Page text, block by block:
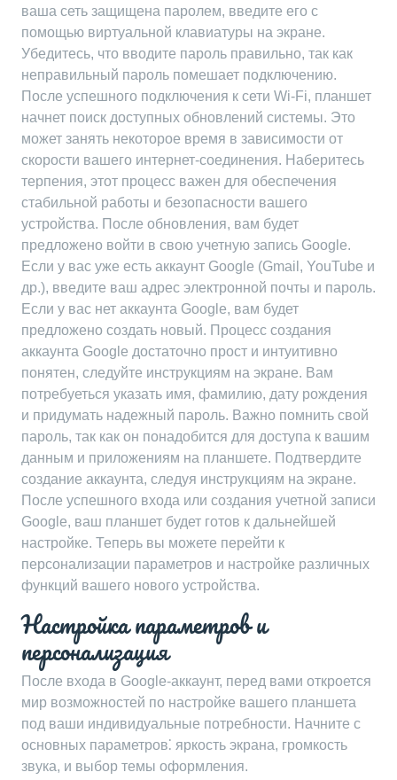
ваша сеть защищена паролем, введите его с
помощью виртуальной клавиатуры на экране.
Убедитесь, что вводите пароль правильно, так как
неправильный пароль помешает подключению.
После успешного подключения к сети Wi-Fi, планшет
начнет поиск доступных обновлений системы. Это
может занять некоторое время в зависимости от
скорости вашего интернет-соединения. Наберитесь
терпения, этот процесс важен для обеспечения
стабильной работы и безопасности вашего
устройства. После обновления, вам будет
предложено войти в свою учетную запись Google.
Если у вас уже есть аккаунт Google (Gmail, YouTube и
др.), введите ваш адрес электронной почты и пароль.
Если у вас нет аккаунта Google, вам будет
предложено создать новый. Процесс создания
аккаунта Google достаточно прост и интуитивно
понятен, следуйте инструкциям на экране. Вам
потребуеться указать имя, фамилию, дату рождения
и придумать надежный пароль. Важно помнить свой
пароль, так как он понадобится для доступа к вашим
данным и приложениям на планшете. Подтвердите
создание аккаунта, следуя инструкциям на экране.
После успешного входа или создания учетной записи
Google, ваш планшет будет готов к дальнейшей
настройке. Теперь вы можете перейти к
персонализации параметров и настройке различных
функций вашего нового устройства.
Настройка параметров и
персонализация
После входа в Google-аккаунт, перед вами откроется
мир возможностей по настройке вашего планшета
под ваши индивидуальные потребности. Начните с
основных параметров⁚ яркость экрана, громкость
звука, и выбор темы оформления.